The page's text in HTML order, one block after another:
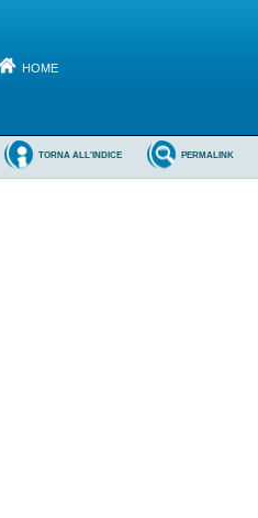
HOME
PERMALINK
TORNA ALL'INDICE